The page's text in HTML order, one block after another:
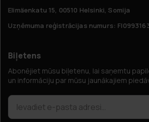
Elimäenkatu 15, 00510 Helsinki, Somija
Uzņēmuma reģistrācijas numurs:
Biļetens
Abonējiet mūsu biļetenu, lai saņemtu
un informāciju par mūsu jaunākajiem